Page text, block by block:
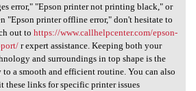
error," "Epson printer not printing black," or
"Epson printer offline error," don't hesitate to
out to https://www.callhelpcenter.com/epson-
r expert assistance. Keeping both your
and surroundings in top shape is the
to a smooth and efficient routine. You can also
these links for specific printer issues